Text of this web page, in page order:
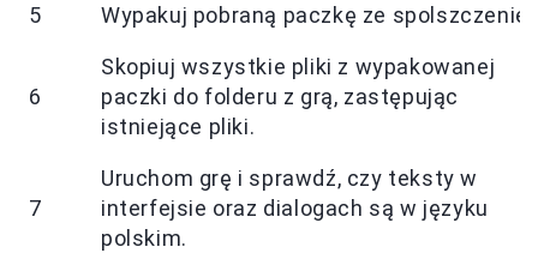
5 Wypakuj pobraną paczkę ze
6
Skopiuj wszystkie pliki z wypakowanej
paczki do folderu z grą, zastępując
istniejące pliki.
7
Uruchom grę i sprawdź, czy teksty w
interfejsie oraz dialogach są w języku
polskim.